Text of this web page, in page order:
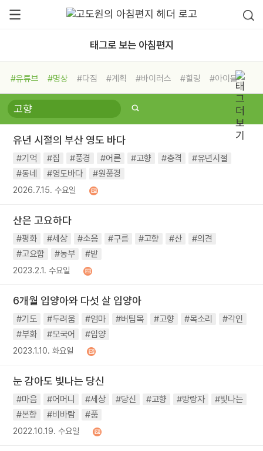
태그로 보는 아침편지
#유튜브 #명상 #다짐 #계획 #바이러스 #힐링
#아이들
#비전캠프
#독서캠프 #삶
#희망
#나눔 #친구 #링컨학교
#독서
#건강 #면역력
유년 시절의 부산 영도 바다
#기억 #집 #풍경 #어른 #고향 #충격
#유년시절
#동네
#영도바다 #원풍경
2026.7.15. 수요일
산은 고요하다
#평화 #세상 #소음 #구름 #고향 #산
#의견
#고요함
#농부 #밭
2023.2.1. 수요일
6개월 입양아와 다섯 살 입양아
#기도 #두려움 #엄마 #버팀목 #고향 #목소리
#각인
#부화
#모국어 #입양
2023.1.10. 화요일
눈 감아도 빛나는 당신
#마음 #어머니 #세상 #당신 #고향 #방랑자
#빛나는
#본향
#비바람 #품
2022.10.19. 수요일